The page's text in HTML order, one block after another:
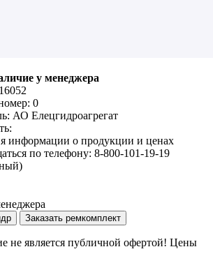
у менеджера
0
АО Елецгидроагрегат
информации о продукции и ценах
по телефону: 8-800-101-19-19
Заказать ремкомплект
не является публичной офертой! Цены